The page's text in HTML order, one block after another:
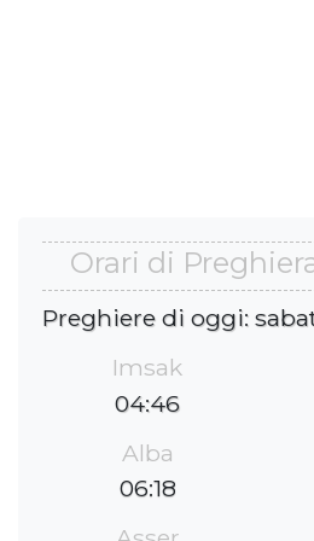
Orari di
Preghiere di oggi:
Imsak
04:46
Alba
06:18